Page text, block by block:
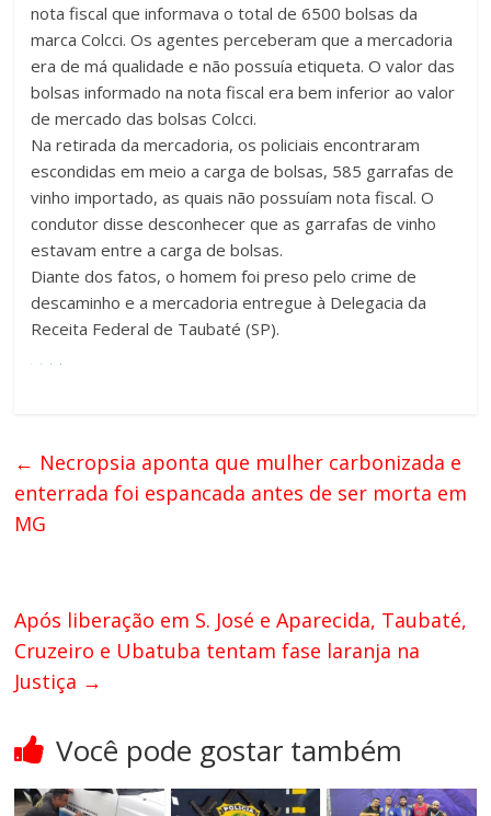
nota fiscal que informava o total de 6500 bolsas da
marca Colcci. Os agentes perceberam que a mercadoria
era de má qualidade e não possuía etiqueta. O valor das
bolsas informado na nota fiscal era bem inferior ao valor
de mercado das bolsas Colcci.
Na retirada da mercadoria, os policiais encontraram
escondidas em meio a carga de bolsas, 585 garrafas de
vinho importado, as quais não possuíam nota fiscal. O
condutor disse desconhecer que as garrafas de vinho
estavam entre a carga de bolsas.
Diante dos fatos, o homem foi preso pelo crime de
descaminho e a mercadoria entregue à Delegacia da
Receita Federal de Taubaté (SP).
← Necropsia aponta que mulher carbonizada e
enterrada foi espancada antes de ser morta em
MG
Após liberação em S. José e Aparecida, Taubaté,
Cruzeiro e Ubatuba tentam fase laranja na
Justiça →
Você pode gostar também